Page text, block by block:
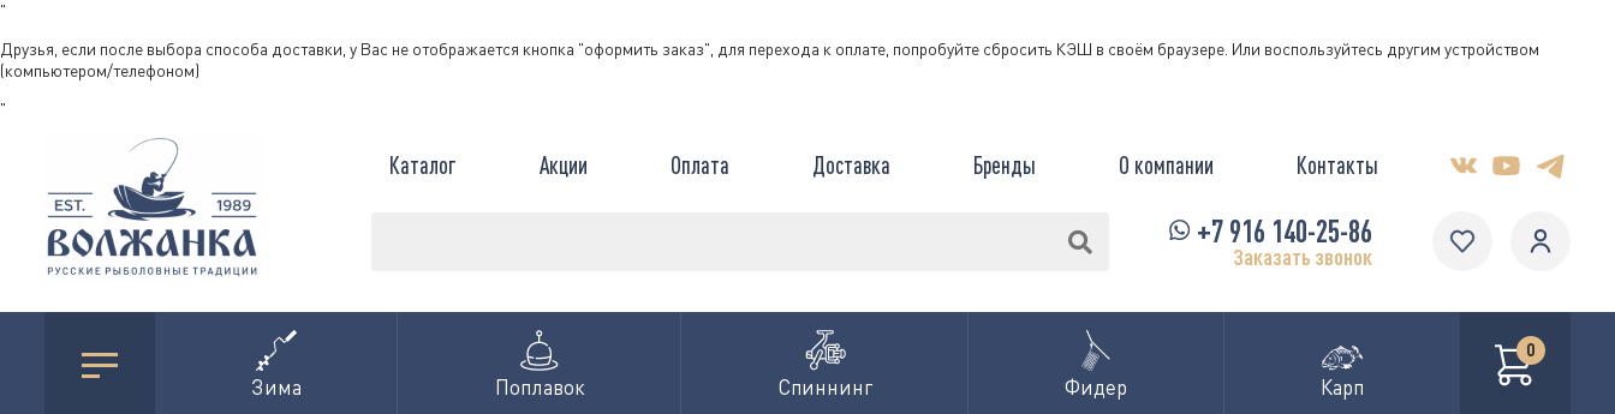
"
Друзья, если после выбора способа доставки, у Вас не отображается кнопка "оформить заказ", для перехода к оплате, попробуйте сбросить КЭШ в своём браузере. Или воспользуйтесь другим устройством
(компьютером/телефоном)
"
Каталог Акции Оплата Доставка Бренды О компании Контакты
+7 916 140-25-86
Заказать звонок
Зима Поплавок Спиннинг Фидер Карп
0